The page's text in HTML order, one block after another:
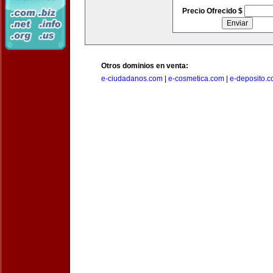
Precio Ofrecido $
Otros dominios en venta:
e-ciudadanos.com
e-cosmetica.com e-